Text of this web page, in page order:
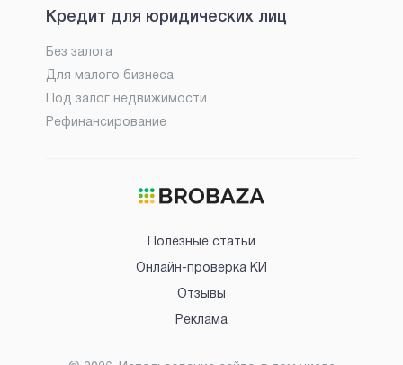
Кредит для юридических лиц
Без залога
Для малого бизнеса
Под залог недвижимости
Рефинансирование
Полезные статьи
Онлайн-проверка КИ
Отзывы
Реклама